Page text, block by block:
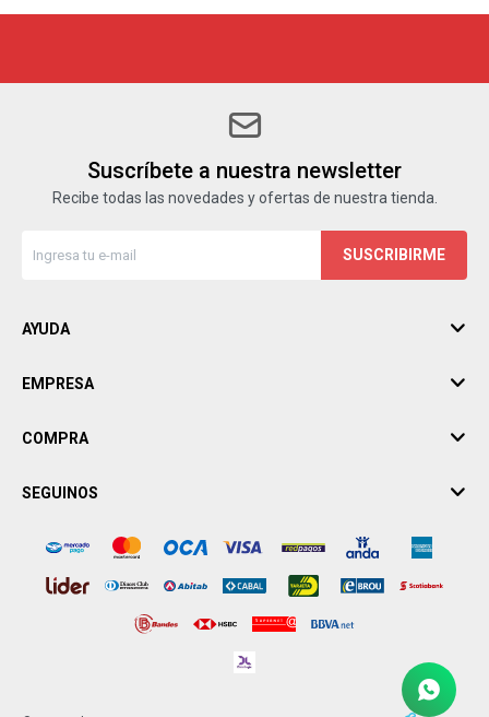
Suscríbete a nuestra newsletter
Recibe todas las novedades y ofertas de nuestra tienda.
SUSCRIBIRME
AYUDA
EMPRESA
COMPRA
SEGUINOS